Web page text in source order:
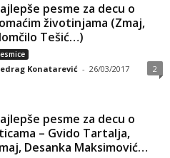
pesme za decu o
životinjama (Zmaj,
Tešić…)
Konatarević - 26/03/2017 2
pesme za decu o
– Gvido Tartalja,
Desanka Maksimović…